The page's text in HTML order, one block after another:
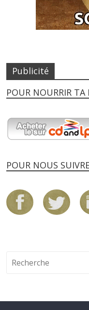
Publicité
POUR NOURRIR TA
POUR NOUS